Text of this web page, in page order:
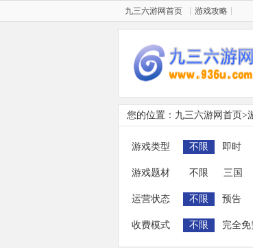
九三六游网首页 游戏攻略
您的位置： 九三六游网首页>
游戏类型 不限 即时
游戏题材 不限 三国
运营状态 不限 预告
收费模式 不限 完全免